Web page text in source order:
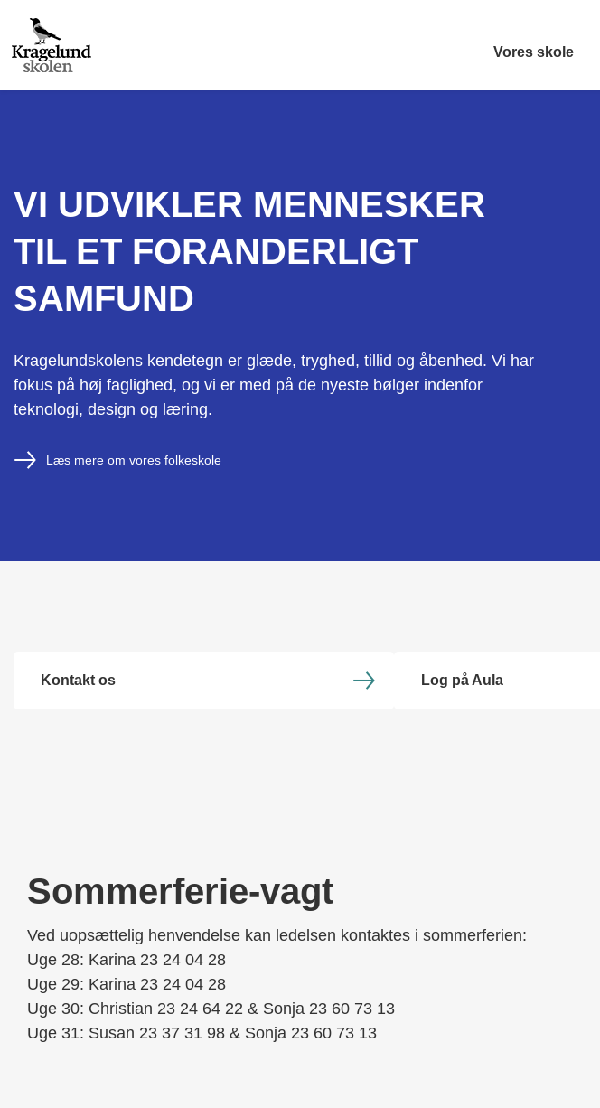
Vores skole
VI UDVIKLER MENNESKER
TIL ET FORANDERLIGT
SAMFUND
Kragelundskolens kendetegn er glæde, tryghed, tillid og åbenhed. Vi har
fokus på høj faglighed, og vi er med på de nyeste bølger indenfor
teknologi, design og læring.
Læs mere om vores folkeskole
Kontakt os Log på Aula
Sommerferie-vagt
Ved uopsættelig henvendelse kan ledelsen kontaktes i sommerferien:
Uge 28: Karina 23 24 04 28
Uge 29: Karina 23 24 04 28
Uge 30: Christian 23 24 64 22 & Sonja 23 60 73 13
Uge 31: Susan 23 37 31 98 & Sonja 23 60 73 13